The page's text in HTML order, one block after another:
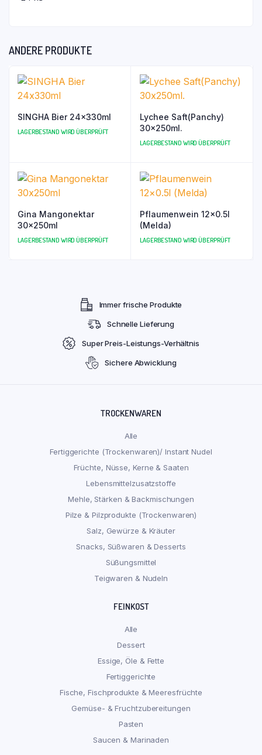
ANDERE PRODUKTE
SINGHA Bier 24x330ml
LAGERBESTAND WIRD ÜBERPRÜFT
Lychee Saft(Panchy)
30x250ml.
LAGERBESTAND WIRD ÜBERPRÜFT
Gina Mangonektar
30x250ml
LAGERBESTAND WIRD ÜBERPRÜFT
Pflaumenwein 12×0.5l
(Melda)
LAGERBESTAND WIRD ÜBERPRÜFT
Immer frische Produkte
Schnelle Lieferung
Super Preis-Leistungs-Verhältnis
Sichere Abwicklung
TROCKENWAREN
Alle
Fertiggerichte (Trockenwaren)/ Instant Nudel
Früchte, Nüsse, Kerne & Saaten
Lebensmittelzusatzstoffe
Mehle, Stärken & Backmischungen
Pilze & Pilzprodukte (Trockenwaren)
Salz, Gewürze & Kräuter
Snacks, Süßwaren & Desserts
Süßungsmittel
Teigwaren & Nudeln
FEINKOST
Alle
Dessert
Essige, Öle & Fette
Fertiggerichte
Fische, Fischprodukte & Meeresfrüchte
Gemüse- & Fruchtzubereitungen
Pasten
Saucen & Marinaden